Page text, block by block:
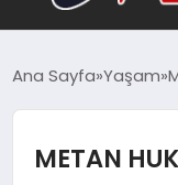
DÜNYA
EĞITIM
Ana Sayfa Yaşam
METAN